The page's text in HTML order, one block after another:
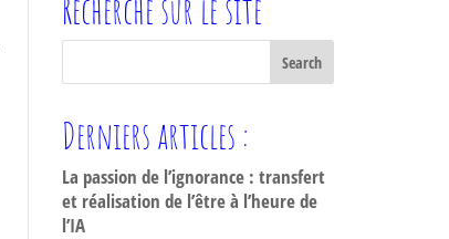
Recherche sur le site
Derniers articles :
La passion de l’ignorance : transfert
et réalisation de l’être à l’heure de
l’IA